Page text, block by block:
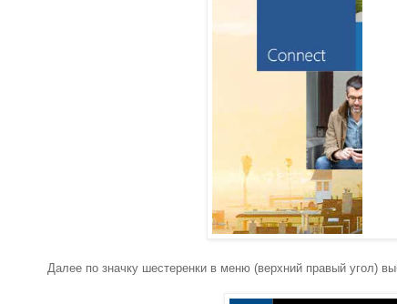
Далее по значку шестеренки в меню (верхний правый угол)